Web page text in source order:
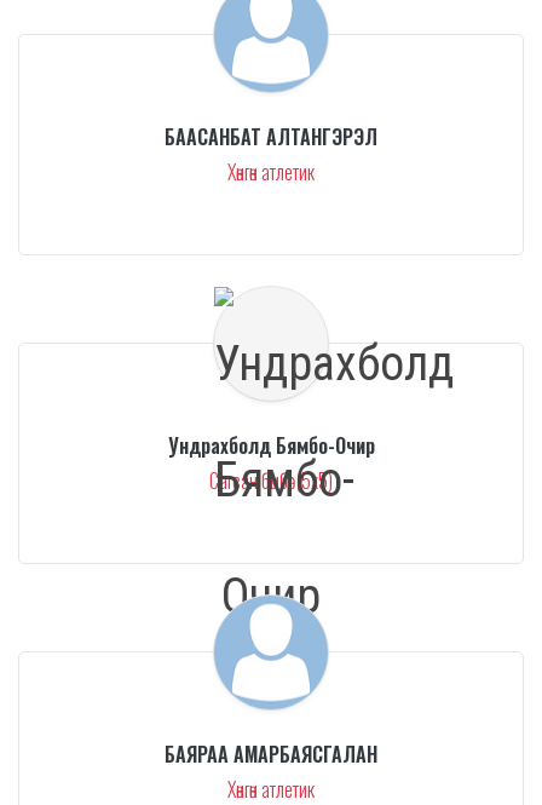
БААСАНБАТ АЛТАНГЭРЭЛ
Хөнгөн атлетик
Ундрахболд Бямбо-Очир
Сагсан бөмбөг (5x5)
БАЯРАА АМАРБАЯСГАЛАН
Хөнгөн атлетик